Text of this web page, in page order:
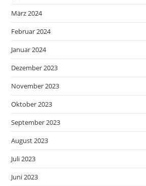
März 2024
Februar 2024
Januar 2024
Dezember 2023
November 2023
Oktober 2023
September 2023
August 2023
Juli 2023
Juni 2023